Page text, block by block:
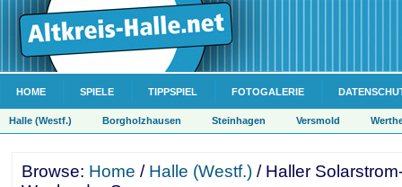
HOME SPIELE TIPPSPIEL FOTOGALERIE
Halle (Westf.) Borgholzhausen Steinhagen Versmold
Browse: Home / Halle (Westf.) / Haller